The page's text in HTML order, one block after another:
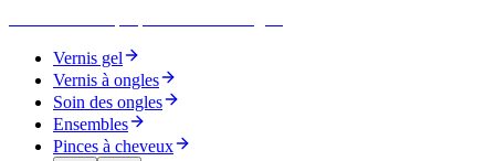
Vernis gel
Vernis à ongles
Soin des ongles
Ensembles
Pinces à cheveux